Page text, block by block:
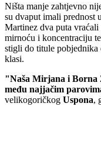
Ništa manje zahtjevno
su dvaput imali prednost
Martinez dva puta
mirnoću i koncentraciju
stigli do titule pobjednika
klasi.
"Naša Mirjana i Borna
među najjačim
velikogoričkog Uspona,